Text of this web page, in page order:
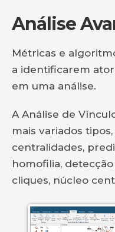
Análise
Métricas e
a identificarem
em uma análise.
A Análise de
mais variados
centralidades,
homofilia,
cliques, núcleo